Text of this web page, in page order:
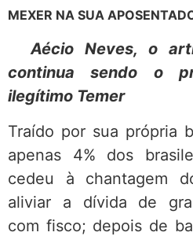
MEXER NA SUA
Aécio Neves, o
continua sendo o
ilegítimo Temer
Traído por sua própria
apenas 4% dos
cedeu à chantagem
aliviar a dívida de
com fisco; depois de